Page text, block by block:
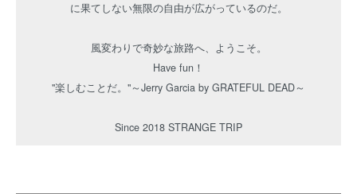
に果てしない無限の自由が広がっているのだ。
風変わりで奇妙な旅路へ、ようこそ。
Have fun！
"楽しむことだ。"～Jerry Garcia by GRATEFUL DEAD～
Since 2018 STRANGE TRIP